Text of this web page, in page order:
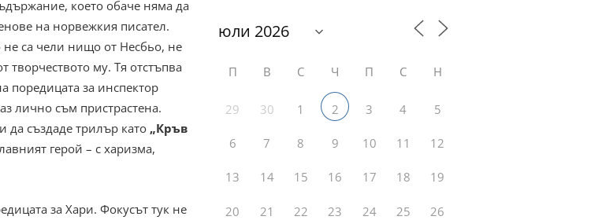
което обаче няма да
на норвежкия писател.
не са чели нищо от Несбьо, не
творчеството му. Тя отстъпва
поредицата за инспектор
лично съм пристрастена.
да създаде трилър като „Кръв
герой – с харизма,
за Хари. Фокусът тук не
П В С Ч П С Н
29 30 1 2 3 4 5
6 7 8 9 10 11 12
13 14 15 16 17 18 19
20 21 22 23 24 25 26